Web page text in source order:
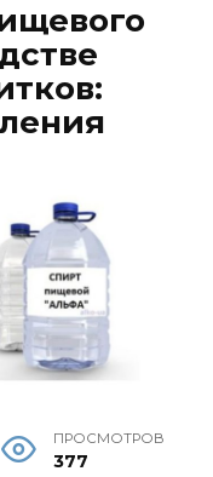
ПРОСМОТРОВ
377